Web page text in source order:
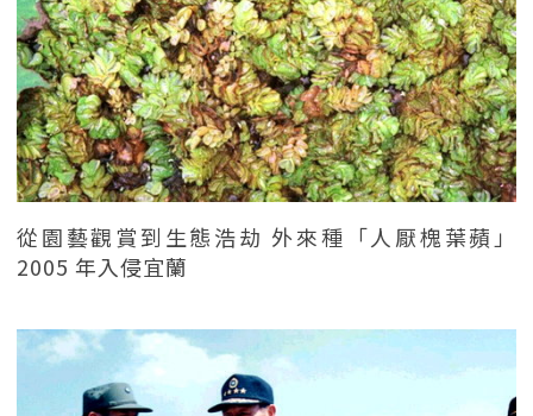
從園藝觀賞到生態浩劫 外來種「人厭槐葉蘋」
2005 年入侵宜蘭